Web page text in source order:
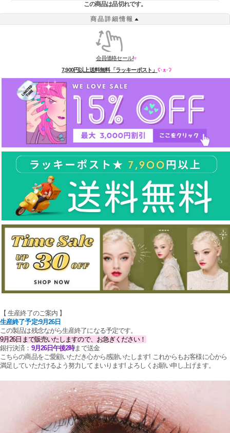
この商品は品切れです。
商品詳細情報
会員価格セール!♥
7,900円以上送料無料「ラッキーポスト」 ʕ·ᴥ·ʔ
【 生産終了のご案内 】
生産終了予定:9月26日
この製品は残念ながら生産終了になる予定です。
9月26日まで販売いたしますので、お急ぎください！
銀行決済： 9月26日午後2時まで送金
こちらの商品をご愛顧いただき心から感謝いたします! これからもお客様に心から
満足していただけるよう努力してまいります! よろしくお願い申し上げます。